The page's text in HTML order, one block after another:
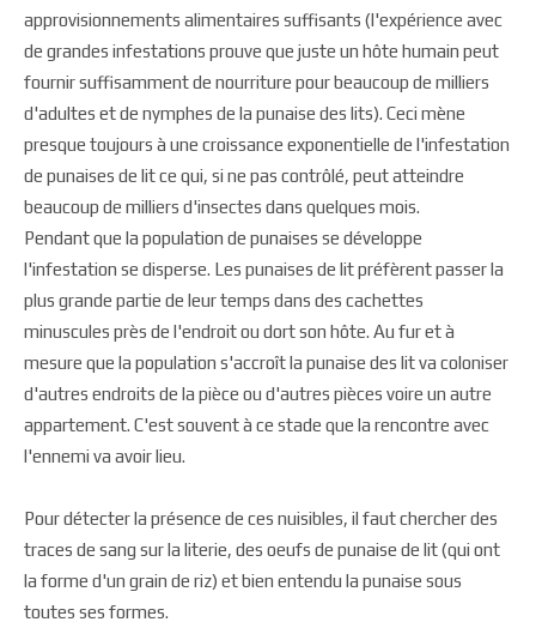
approvisionnements alimentaires suffisants (l'expérience avec
de grandes infestations prouve que juste un hôte humain peut
fournir suffisamment de nourriture pour beaucoup de milliers
d'adultes et de nymphes de la punaise des lits). Ceci mène
presque toujours à une croissance exponentielle de l'infestation
de punaises de lit ce qui, si ne pas contrôlé, peut atteindre
beaucoup de milliers d'insectes dans quelques mois.
Pendant que la population de punaises se développe
l'infestation se disperse. Les punaises de lit préfèrent passer la
plus grande partie de leur temps dans des cachettes
minuscules près de l'endroit ou dort son hôte. Au fur et à
mesure que la population s'accroît la punaise des lit va coloniser
d'autres endroits de la pièce ou d'autres pièces voire un autre
appartement. C'est souvent à ce stade que la rencontre avec
l'ennemi va avoir lieu.
Pour détecter la présence de ces nuisibles, il faut chercher des
traces de sang sur la literie, des oeufs de punaise de lit (qui ont
la forme d'un grain de riz) et bien entendu la punaise sous
toutes ses formes.